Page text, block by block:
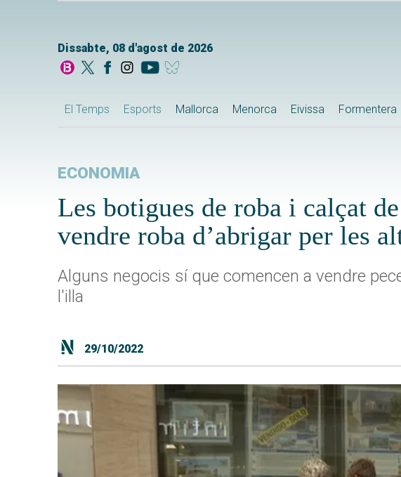
Dissabte, 08 d'agost de 2026
El Temps Esports Mallorca Menorca Eivissa Formentera
ECONOMIA
Les botigues de roba i calçat
vendre roba d’abrigar per les
Alguns negocis sí que comencen a vendre
l'illa
29/10/2022